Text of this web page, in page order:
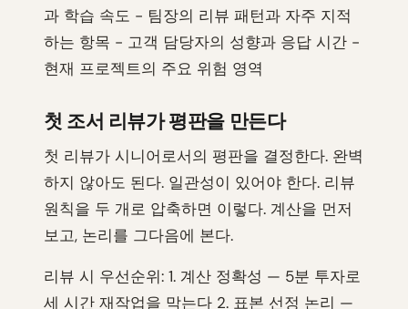
과 학습 속도 - 팀장의 리뷰 패턴과 자주 지적
하는 항목 - 고객 담당자의 성향과 응답 시간 -
현재 프로젝트의 주요 위험 영역
첫 조서 리뷰가 평판을 만든다
첫 리뷰가 시니어로서의 평판을 결정한다. 완벽
하지 않아도 된다. 일관성이 있어야 한다. 리뷰
원칙을 두 개로 압축하면 이렇다. 계산을 먼저
보고, 논리를 그다음에 본다.
리뷰 시 우선순위: 1. 계산 정확성 — 5분 투자로
세 시간 재작업을 막는다 2. 표본 선정 논리 —